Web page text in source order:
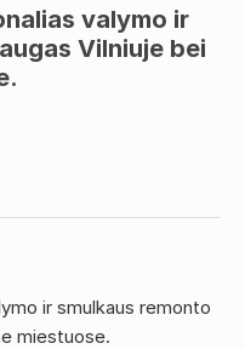
valymo ir
Vilniuje bei
ir smulkaus remonto
miestuose.